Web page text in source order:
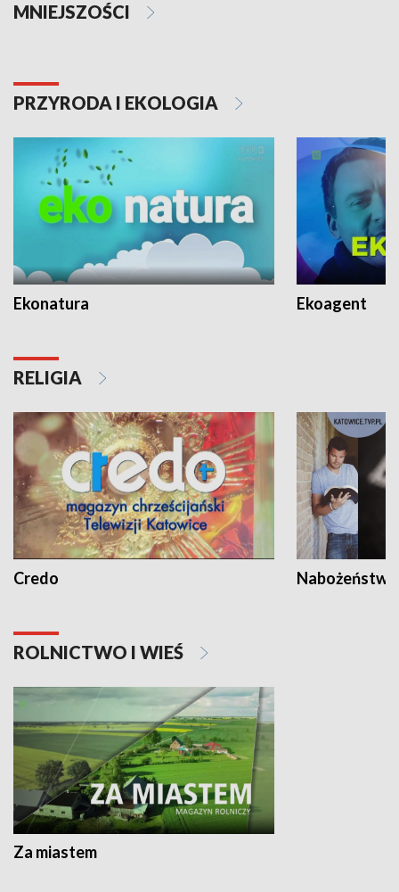
MNIEJSZOŚCI
PRZYRODA I EKOLOGIA
Ekonatura Ekoagent
RELIGIA
Credo
ROLNICTWO I WIEŚ
Za miastem